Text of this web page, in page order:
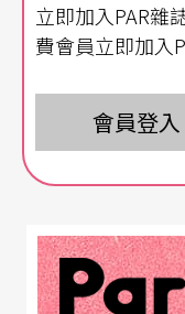
打擊樂器下戲劇
士德因學術象牙
人生重來一遍，
義，讓浮士德掉
該用怎樣的音樂
立即加入PAR雜
費會員立即加入
會員登入